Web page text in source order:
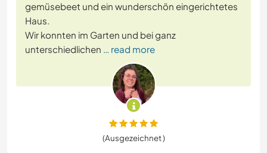
gemüsebeet und ein wunderschön eingerichtetes
Haus.
Wir konnten im Garten und bei ganz
unterschiedlichen … read more
(Ausgezeichnet )